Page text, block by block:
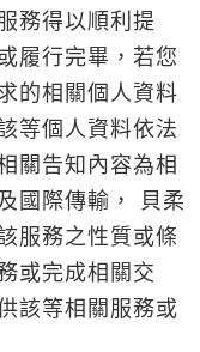
務得以順利提
履行完畢，若您
的相關個人資料
等個人資料依法
關告知內容為相
國際傳輸， 貝柔
服務之性質或條
或完成相關交
該等相關服務或